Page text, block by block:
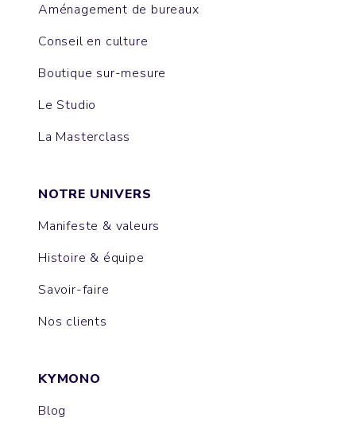
Aménagement de bureaux
Conseil en culture
Boutique sur-mesure
Le Studio
La Masterclass
NOTRE UNIVERS
Manifeste & valeurs
Histoire & équipe
Savoir-faire
Nos clients
KYMONO
Blog